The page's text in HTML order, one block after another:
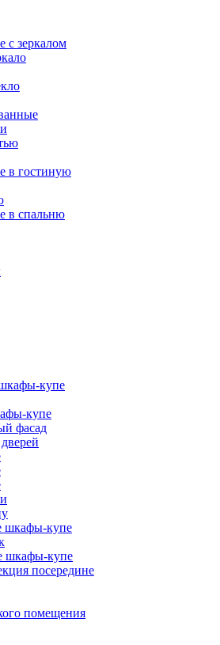
зеркалом
в гостиную
в спальню
купе
купе
фасад
шкафы-купе
шкафы-купе
посередине
помещения